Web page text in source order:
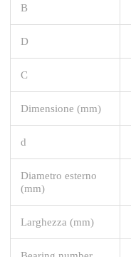
B
D
C
Dimensione (mm)
d
Diametro esterno
(mm)
Larghezza (mm)